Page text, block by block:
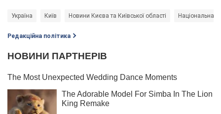
Україна Київ Новини Києва та Київської області Національна
Редакційна політика